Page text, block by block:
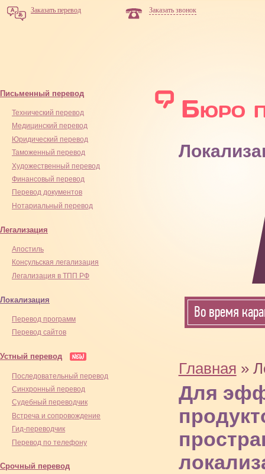
Заказать перевод Заказать звонок
Письменный перевод
Технический перевод
Медицинский перевод
Юридический перевод
Таможенный перевод
Художественный перевод
Финансовый перевод
Перевод документов
Нотариальный перевод
Легализация
Апостиль
Консульская легализация
Легализация в ТПП РФ
Локализация
Перевод программ
Перевод сайтов
Устный перевод
Последовательный перевод
Синхронный перевод
Cудебный переводчик
Встреча и сопровождение
Гид-переводчик
Перевод по телефону
Срочный перевод
Во время
Главная »
Для